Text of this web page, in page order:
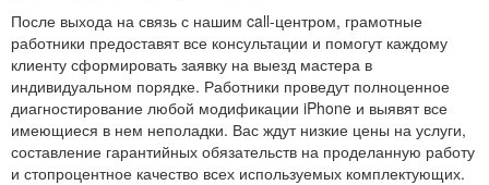
После выхода на связь с нашим call-центром, грамотные
работники предоставят все консультации и помогут каждому
клиенту сформировать заявку на выезд мастера в
индивидуальном порядке. Работники проведут полноценное
диагностирование любой модификации iPhone и выявят все
имеющиеся в нем неполадки. Вас ждут низкие цены на услуги,
составление гарантийных обязательств на проделанную работу
и стопроцентное качество всех используемых комплектующих.